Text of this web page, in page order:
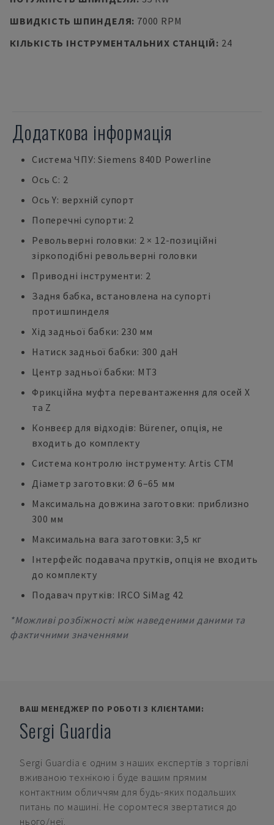
ШВИДКІСТЬ ШПИНДЕЛЯ: 7000 RPM
КІЛЬКІСТЬ ІНСТРУМЕНТАЛЬНИХ СТАНЦІЙ: 24
Додаткова інформація
Система ЧПУ: Siemens 840D Powerline
Ось C: 2
Ось Y: верхній супорт
Поперечні супорти: 2
Револьверні головки: 2 × 12-позиційні
зіркоподібні револьверні головки
Приводні інструменти: 2
Задня бабка, встановлена на супорті
протишпинделя
Хід задньої бабки: 230 мм
Натиск задньої бабки: 300 даН
Центр задньої бабки: MT3
Фрикційна муфта перевантаження для осей X
та Z
Конвеєр для відходів: Bürener, опція, не
входить до комплекту
Система контролю інструменту: Artis CTM
Діаметр заготовки: Ø 6–65 мм
Максимальна довжина заготовки: приблизно
300 мм
Максимальна вага заготовки: 3,5 кг
Інтерфейс подавача прутків, опція не входить
до комплекту
Подавач прутків: IRCO SiMag 42
*Можливі розбіжності між наведеними даними та
фактичними значеннями
ВАШ МЕНЕДЖЕР ПО РОБОТІ З КЛІЄНТАМИ:
Sergi Guardia
Sergi Guardia є одним з наших експертів з торгівлі
вживаною технікою і буде вашим прямим
контактним обличчям для будь-яких подальших
питань по машині. Не соромтеся звертатися до
нього/неї.